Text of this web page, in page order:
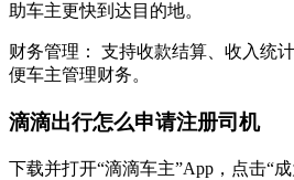
助车主更快到达目的地。
财务管理： 支持收款结算、收入统
便车主管理财务。
滴滴出行怎么申请注册司机
下载并打开“滴滴车主”App，点击“